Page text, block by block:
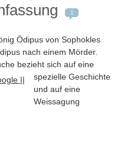
1
Ödipus von Sophokles
nach einem Mörder.
||
bezieht sich auf eine
spezielle Geschichte
und auf eine
Weissagung